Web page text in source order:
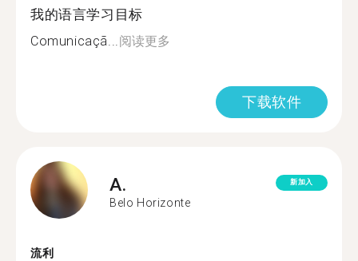
我的语言学习目标
Comunicaçã...阅读更多
下载软件
A.
Belo Horizonte
新加入
流利